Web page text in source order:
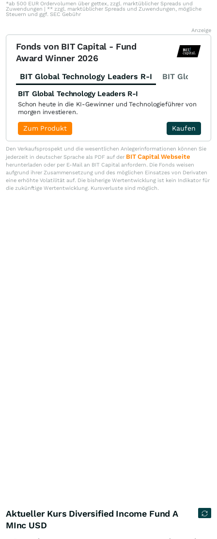
*ab 500 EUR Ordervolumen über gettex, zzgl. marktüblicher Spreads und
Zuwendungen | ** zzgl. marktüblicher Spreads und Zuwendungen, mögliche
Steuern und ggf. SEC Gebühr
Anzeige
Fonds von BIT Capital - Fund
Award Winner 2026
BIT Global Technology Leaders R-I BIT Global
BIT Global Technology Leaders R-I
Schon heute in die KI-Gewinner und Technologieführer von
morgen investieren.
Kaufen
Zum Produkt
Den Verkaufsprospekt und die wesentlichen Anlegerinformationen können Sie
jederzeit in deutscher Sprache als PDF auf der BIT Capital Webseite
herunterladen oder per E-Mail an BIT Capital anfordern. Die Fonds weisen
aufgrund ihrer Zusammensetzung und des möglichen Einsatzes von Derivaten
eine erhöhte Volatilität auf. Die bisherige Wertentwicklung ist kein Indikator für
die zukünftige Wertentwicklung. Kursverluste sind möglich.
Aktueller Kurs Diversified Income Fund A
MInc USD